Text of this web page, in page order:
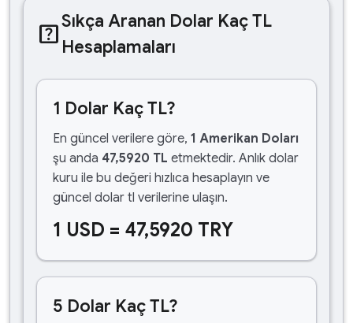
help_centerSıkça Aranan Dolar Kaç TL
Hesaplamaları
1 Dolar Kaç TL?
En güncel verilere göre, 1 Amerikan Doları
şu anda 47,5920 TL etmektedir. Anlık dolar
kuru ile bu değeri hızlıca hesaplayın ve
güncel dolar tl verilerine ulaşın.
1 USD = 47,5920 TRY
5 Dolar Kaç TL?